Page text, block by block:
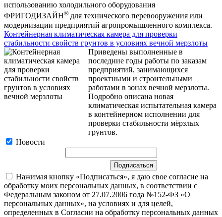
использованию холодильного оборудования
ФРИГОДИЗАЙН® для технического перевооружения или
модернизации предприятий агропромышленного комплекса.
Контейнерная климатическая камера для проверки
стабильности свойств грунтов в условиях вечной мерзлоты
Приведены выполненные в
последние годы работы по заказам
предприятий, занимающихся
проектными и строительными
работами в зонах вечной мерзлоты.
Подробно описана новая
климатическая испытательная камера
в контейнерном исполнении для
проверки стабильности мёрзлых
грунтов.
Новости
Нажимая кнопку «Подписаться», я даю свое согласие на
обработку моих персональных данных, в соответствии с
Федеральным законом от 27.07.2006 года №152-ФЗ «О
персональных данных», на условиях и для целей,
определенных в Согласии на обработку персональных данных